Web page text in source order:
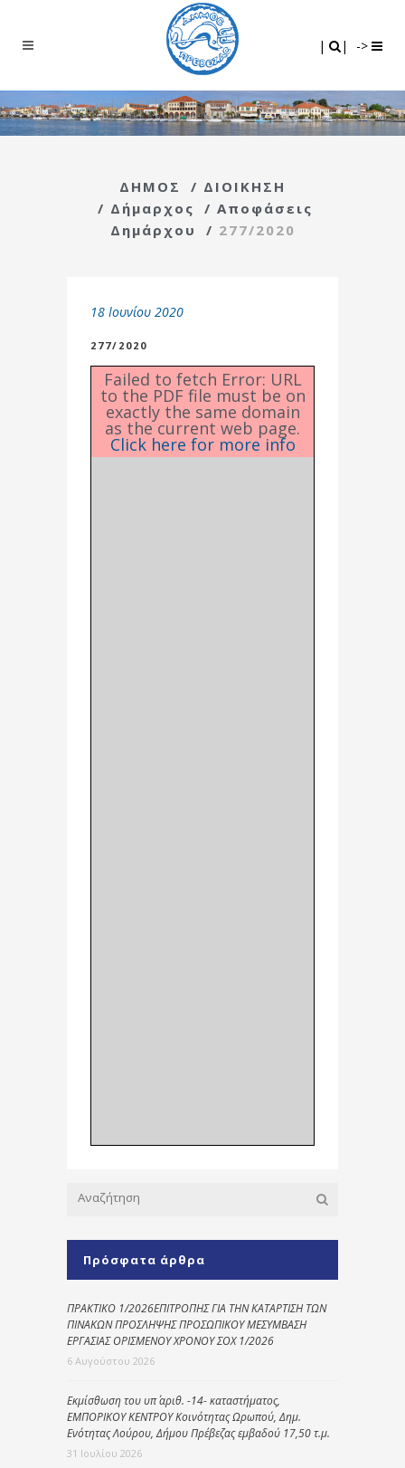
| | ->
ΔΗΜΟΣ / ΔΙΟΙΚΗΣΗ
/ Δήμαρχος / Αποφάσεις
Δημάρχου
/ 277/2020
18 Ιουνίου 2020
277/2020
Failed to fetch Error: URL
to the PDF file must be on
exactly the same domain
as the current web page.
Click here for more info
Πρόσφατα άρθρα
ΠΡΑΚΤΙΚΟ 1/2026ΕΠΙΤΡΟΠΗΣ ΓΙΑ ΤΗΝ ΚΑΤΑΡΤΙΣΗ ΤΩΝ
ΠΙΝΑΚΩΝ ΠΡΟΣΛΗΨΗΣ ΠΡΟΣΩΠΙΚΟΥ ΜΕΣΥΜΒΑΣΗ
ΕΡΓΑΣΙΑΣ ΟΡΙΣΜΕΝΟΥ ΧΡΟΝΟΥ ΣΟΧ 1/2026
6 Αυγούστου 2026
Εκμίσθωση του υπ΄ αριθ. -14- καταστήματος,
ΕΜΠΟΡΙΚΟΥ ΚΕΝΤΡΟΥ Κοινότητας Ωρωπού, Δημ.
Ενότητας Λούρου, Δήμου Πρέβεζας εμβαδού 17,50 τ.μ.
31 Ιουλίου 2026